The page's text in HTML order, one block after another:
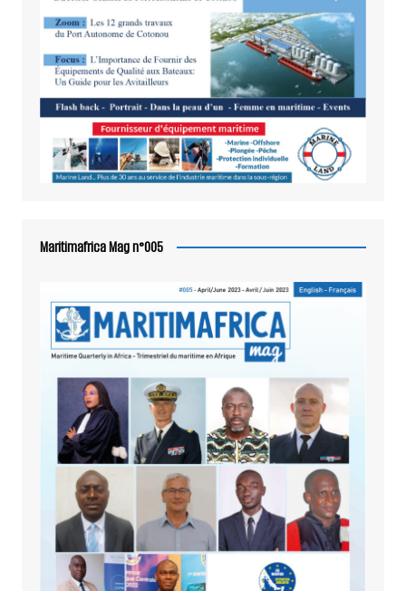
Maritimafrica Mag n°005